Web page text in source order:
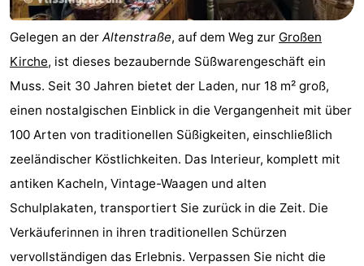
Gelegen an der Altenstraße, auf dem Weg zur Großen
Kirche, ist dieses bezaubernde Süßwarengeschäft ein
Muss. Seit 30 Jahren bietet der Laden, nur 18 m² groß,
einen nostalgischen Einblick in die Vergangenheit mit über
100 Arten von traditionellen Süßigkeiten, einschließlich
zeeländischer Köstlichkeiten. Das Interieur, komplett mit
antiken Kacheln, Vintage-Waagen und alten
Schulplakaten, transportiert Sie zurück in die Zeit. Die
Verkäuferinnen in ihren traditionellen Schürzen
vervollständigen das Erlebnis. Verpassen Sie nicht die